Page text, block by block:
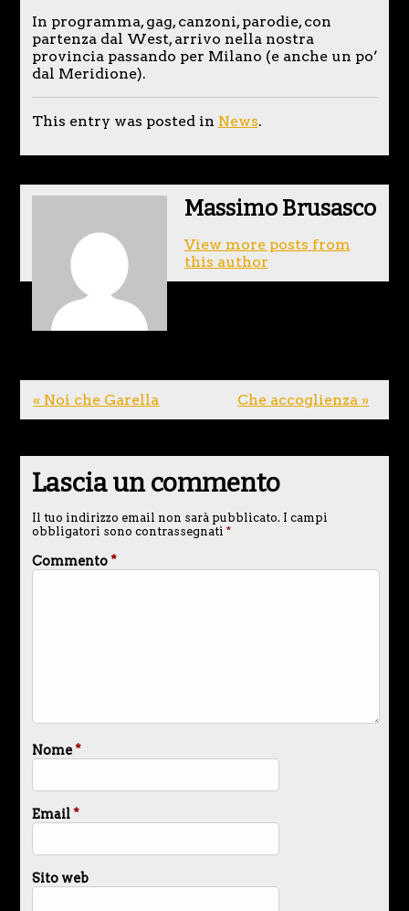
In programma, gag, canzoni, parodie, con
partenza dal West, arrivo nella nostra
provincia passando per Milano (e anche un po’
dal Meridione).
This entry was posted in News.
Massimo Brusasco
View more posts from
this author
« Noi che Garella Che accoglienza »
Lascia un commento
Il tuo indirizzo email non sarà pubblicato. I campi
obbligatori sono contrassegnati *
Commento*
Nome*
Email*
Sito web